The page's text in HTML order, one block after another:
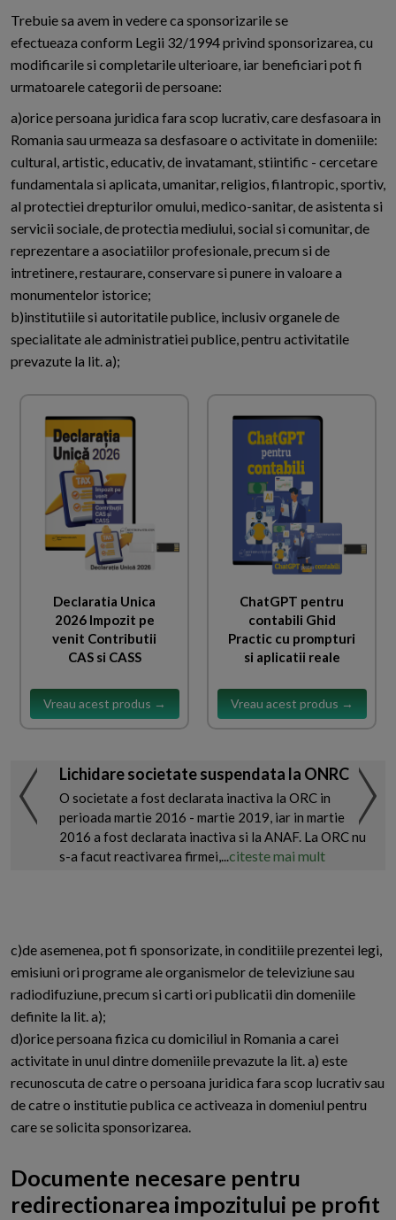
Trebuie sa avem in vedere ca sponsorizarile se
efectueaza conform Legii 32/1994 privind sponsorizarea, cu
modificarile si completarile ulterioare, iar beneficiari pot fi
urmatoarele categorii de persoane:
a)orice persoana juridica fara scop lucrativ, care desfasoara in
Romania sau urmeaza sa desfasoare o activitate in domeniile:
cultural, artistic, educativ, de invatamant, stiintific - cercetare
fundamentala si aplicata, umanitar, religios, filantropic, sportiv,
al protectiei drepturilor omului, medico-sanitar, de asistenta si
servicii sociale, de protectia mediului, social si comunitar, de
reprezentare a asociatiilor profesionale, precum si de
intretinere, restaurare, conservare si punere in valoare a
monumentelor istorice;
b)institutiile si autoritatile publice, inclusiv organele de
specialitate ale administratiei publice, pentru activitatile
prevazute la lit. a);
Declaratia Unica
2026 Impozit pe
venit Contributii
CAS si CASS
Vreau acest produs →
ChatGPT pentru
contabili Ghid
Practic cu prompturi
si aplicatii reale
Vreau acest produs →
Lichidare societate suspendata la ONRC
O societate a fost declarata inactiva la ORC in
perioada martie 2016 - martie 2019, iar in martie
2016 a fost declarata inactiva si la ANAF. La ORC nu
s-a facut reactivarea firmei,...citeste mai mult
c)de asemenea, pot fi sponsorizate, in conditiile prezentei legi,
emisiuni ori programe ale organismelor de televiziune sau
radiodifuziune, precum si carti ori publicatii din domeniile
definite la lit. a);
d)orice persoana fizica cu domiciliul in Romania a carei
activitate in unul dintre domeniile prevazute la lit. a) este
recunoscuta de catre o persoana juridica fara scop lucrativ sau
de catre o institutie publica ce activeaza in domeniul pentru
care se solicita sponsorizarea.
Documente necesare pentru
redirectionarea impozitului pe profit